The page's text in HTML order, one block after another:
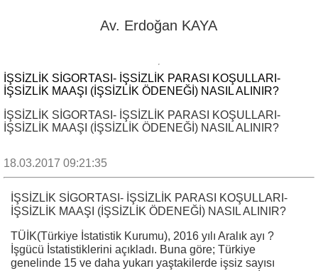
Av. Erdoğan KAYA
İŞSİZLİK SİGORTASI- İŞSİZLİK PARASI KOŞULLARI-
İŞSİZLİK MAAŞI (İŞSİZLİK ÖDENEĞİ) NASIL ALINIR?
İŞSİZLİK SİGORTASI- İŞSİZLİK PARASI KOŞULLARI-
İŞSİZLİK MAAŞI (İŞSİZLİK ÖDENEĞİ) NASIL ALINIR?
18.03.2017 09:21:35
İŞSİZLİK SİGORTASI- İŞSİZLİK PARASI KOŞULLARI-
İŞSİZLİK MAAŞI (İŞSİZLİK ÖDENEĞİ) NASIL ALINIR?
TÜİK(Türkiye İstatistik Kurumu), 2016 yılı Aralık ayı ?
İşgücü İstatistiklerini açıkladı. Buna göre; Türkiye
genelinde 15 ve daha yukarı yaştakilerde işsiz sayısı